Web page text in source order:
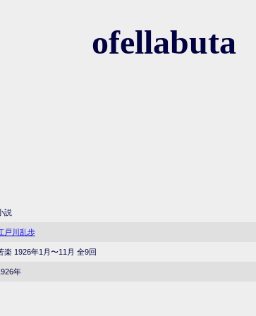
ofellabuta
説
戸川乱歩
楽 1926年1月〜11月 全9回
年